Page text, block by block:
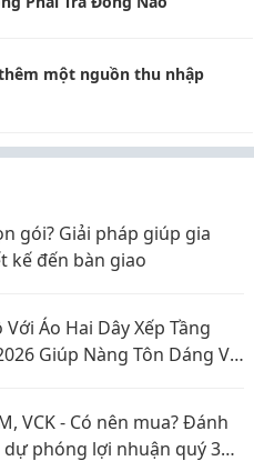
một nguồn thu nhập
gói? Giải pháp giúp gia
kế đến bàn giao
Áo Hai Dây Xếp Tầng
Giúp Nàng Tôn Dáng Và
VCK - Có nên mua? Đánh
dự phóng lợi nhuận quý 3